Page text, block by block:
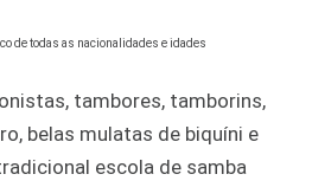
de todas as nacionalidades e idades
tambores, tamborins,
belas mulatas de biquíni e
escola de samba